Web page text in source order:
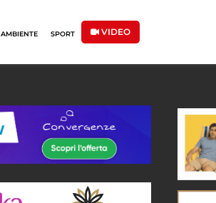
AMBIENTE SPORT VIDEO